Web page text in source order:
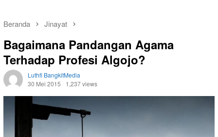
Beranda Jinayat
Bagaimana Pandangan Agama
Terhadap Profesi Algojo?
Luthfi BangkitMedia
30 Mei 2015
1,237 views